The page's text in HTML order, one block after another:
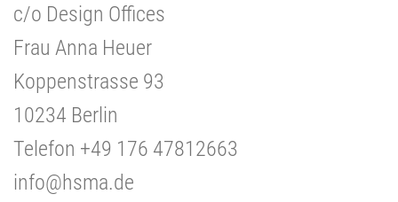
c/o Design Offices
Frau Anna Heuer
Koppenstrasse 93
10234 Berlin
Telefon +49 176 47812663
info@hsma.de